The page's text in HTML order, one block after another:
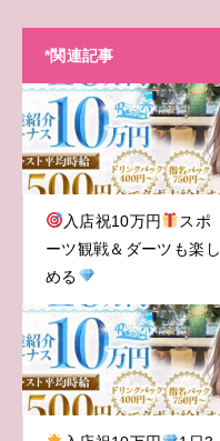
*関連記事
入店祝10万円
スポ
ーツ観戦＆ダーツも楽し
める